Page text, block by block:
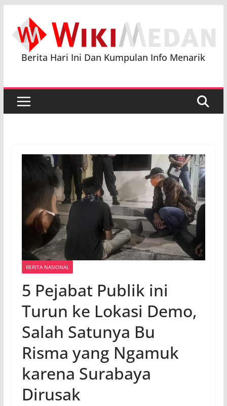
content
Berita Hari Ini Dan Kumpulan Info Menarik
BERITA NASIONAL
5 Pejabat Publik ini
Turun ke Lokasi Demo,
Salah Satunya Bu
Risma yang Ngamuk
karena Surabaya
Dirusak